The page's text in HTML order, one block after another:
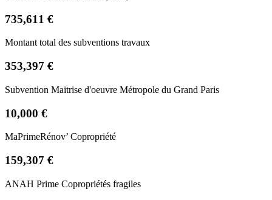
735,611 €
Montant total des subventions travaux
353,397 €
Subvention Maitrise d'oeuvre Métropole du Grand Paris
10,000 €
MaPrimeRénov’ Copropriété
159,307 €
ANAH Prime Copropriétés fragiles